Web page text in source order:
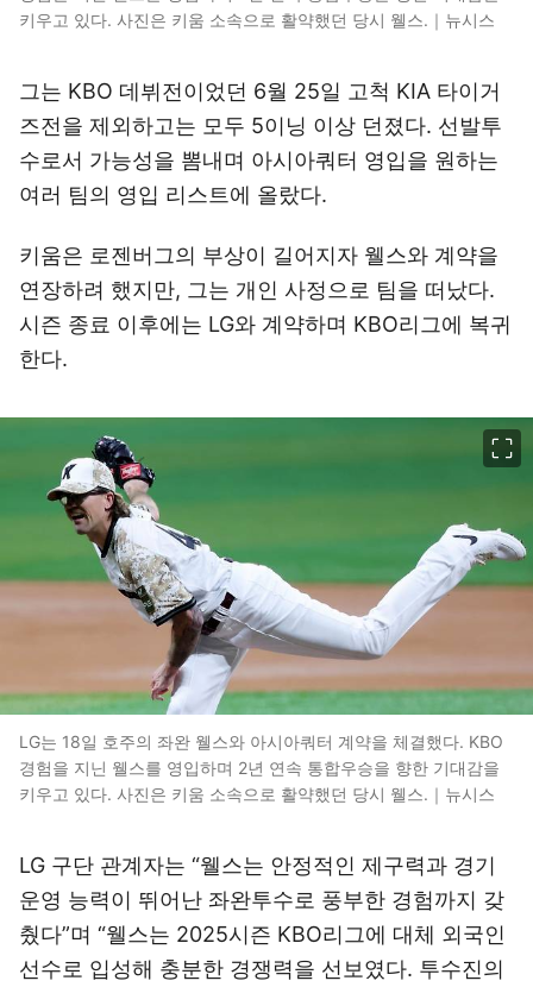
키우고 있다. 사진은 키움 소속으로 활약했던 당시 웰스.｜뉴시스
그는 KBO 데뷔전이었던 6월 25일 고척 KIA 타이거
즈전을 제외하고는 모두 5이닝 이상 던졌다. 선발투
수로서 가능성을 뽐내며 아시아쿼터 영입을 원하는
여러 팀의 영입 리스트에 올랐다.
키움은 로젠버그의 부상이 길어지자 웰스와 계약을
연장하려 했지만, 그는 개인 사정으로 팀을 떠났다.
시즌 종료 이후에는 LG와 계약하며 KBO리그에 복귀
한다.
LG는 18일 호주의 좌완 웰스와 아시아쿼터 계약을 체결했다. KBO
경험을 지닌 웰스를 영입하며 2년 연속 통합우승을 향한 기대감을
키우고 있다. 사진은 키움 소속으로 활약했던 당시 웰스.｜뉴시스
LG 구단 관계자는 “웰스는 안정적인 제구력과 경기
운영 능력이 뛰어난 좌완투수로 풍부한 경험까지 갖
췄다”며 “웰스는 2025시즌 KBO리그에 대체 외국인
선수로 입성해 충분한 경쟁력을 선보였다. 투수진의